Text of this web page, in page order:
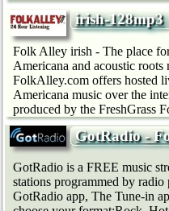
irish-128mp3
Folk Alley irish - The place
Americana and acoustic
FolkAlley.com offers hosted
Americana music over the
produced by the FreshGrass
GotRadio -
GotRadio is a FREE music
stations programmed by
GotRadio app, The Tune-in